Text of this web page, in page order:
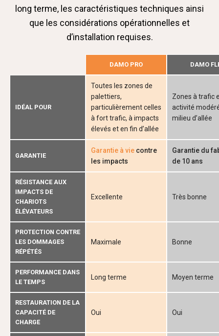
long terme, les caractéristiques techniques ainsi
que les considérations opérationnelles et
d’installation requises.
DAMO PRO DAMO
IDÉAL POUR
Toutes les zones de
palettiers,
particulièrement celles
à fort trafic, à impacts
élevés et en fin d’allée
Zones à trafic
activité
milieu d’allée
GARANTIE
Garantie à vie contre
les impacts
Garantie du
de 10 ans
RÉSISTANCE AUX
IMPACTS DE
CHARIOTS
ÉLÉVATEURS
Excellente Très bonne
PROTECTION CONTRE
LES DOMMAGES
RÉPÉTÉS
Maximale Bonne
PERFORMANCE DANS
LE TEMPS
Long terme Moyen terme
RESTAURATION DE LA
CAPACITÉ DE
CHARGE
Oui Oui